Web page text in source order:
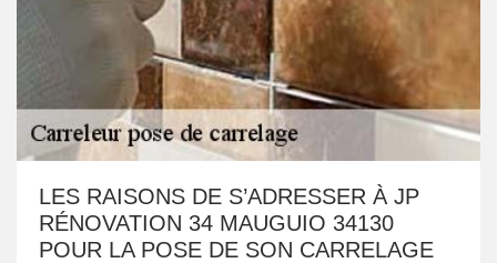
LES RAISONS DE S’ADRESSER À JP
RÉNOVATION 34 MAUGUIO 34130
POUR LA POSE DE SON CARRELAGE